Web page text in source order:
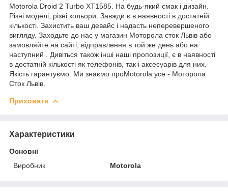
Motorola Droid 2 Turbo XT1585. На будь-який смак і дизайн.
Різні моделі, різні кольори. Завжди є в наявності в достатній
кількості. Захистить ваш девайс і надасть неперевершеного
вигляду. Заходьте до нас у магазин Моторола сток Львів або
замовляйте на сайті, відправлення в той же день або на
наступний . Дивіться також інші наші пропозиції, є в наявності
в достатній кількості як телефонів, так і аксесуарів для них.
Якість гарантуємо. Ми знаємо проMotorola усе - Моторола
Сток Львів.
Приховати
Характеристики
Основні
Виробник
Motorola